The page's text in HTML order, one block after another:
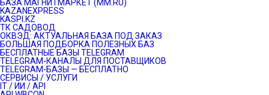
БАЗА МАГНИТМАРКЕТ (MM.RU)
KAZANEXPRESS
KASPI.KZ
ТК САДОВОД
ОКВЭД: АКТУАЛЬНАЯ БАЗА ПОД ЗАКАЗ
БОЛЬШАЯ ПОДБОРКА ПОЛЕЗНЫХ БАЗ
БЕСПЛАТНЫЕ БАЗЫ TELEGRAM
TELEGRAM-КАНАЛЫ ДЛЯ ПОСТАВЩИКОВ
TELEGRAM-БАЗЫ — БЕСПЛАТНО
СЕРВИСЫ / УСЛУГИ
IT / ИИ / API